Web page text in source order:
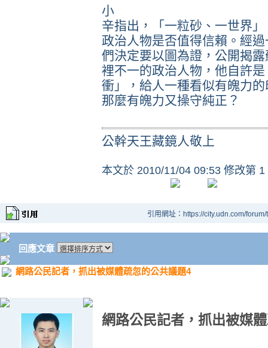
小
辛指出，「一粒砂、一世界
政治人物是否值得信賴。經
們決定要以圖為證，公開揭
裡不一的政治人物，他自許
衝」，給人一種看似有魄力
那麼有魄力又操守純正？
公幹天王藏鏡人敬上
本文於 2010/11/04 09:53 修改第 1
引用網址：https://city.udn.com/
回應文章
網路公民記者，抓出被媒體疏忽的公共議題4
網路公民記者，抓出被媒